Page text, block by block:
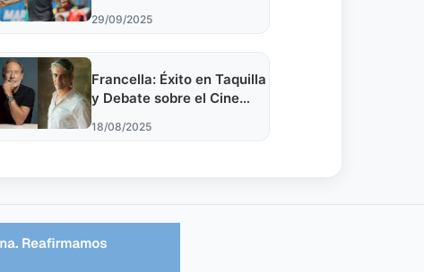
29/09/2025
Francella: Éxito en Taquilla
y Debate sobre el Cine
18/08/2025